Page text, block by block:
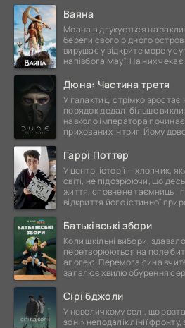
Ваяна
Моана відгукується на
береги свого рідного
вирушає у відкрите море у
напівбога Мауї. На них
Дюна: Частина третя
У галактиці стрімко
порядок дедалі більше
навколо імператора
прихованих інтриг. Йому
Гаррі Поттер
У центрі історії — хлопчик,
світі, не підозрюючи, що
життя, сповнене таємниць і
відкриття його істинної
Батьківські збори
Коли шкільні вибори,
перетворюються на поле
апогею. Перемога сина
запалює хвилю обурення
Сірі бджоли
У невеличкому селі, що
зоні» неподалік лінії